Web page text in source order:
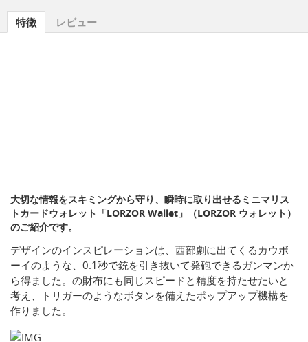
特徴 レビュー
大切な情報をスキミングから守り、瞬時に取り出せるミニマリス
トカードウォレット「LORZOR Wallet」（LORZOR ウォレット）
のご紹介です。
デザインのインスピレーションは、西部劇に出てくるカウボ
ーイのような、0.1秒で銃を引き抜いて発砲できるガンマンか
ら得ました。の財布にも同じスピードと精度を持たせたいと
考え、トリガーのようなボタンを備えたポップアップ機構を
作りました。